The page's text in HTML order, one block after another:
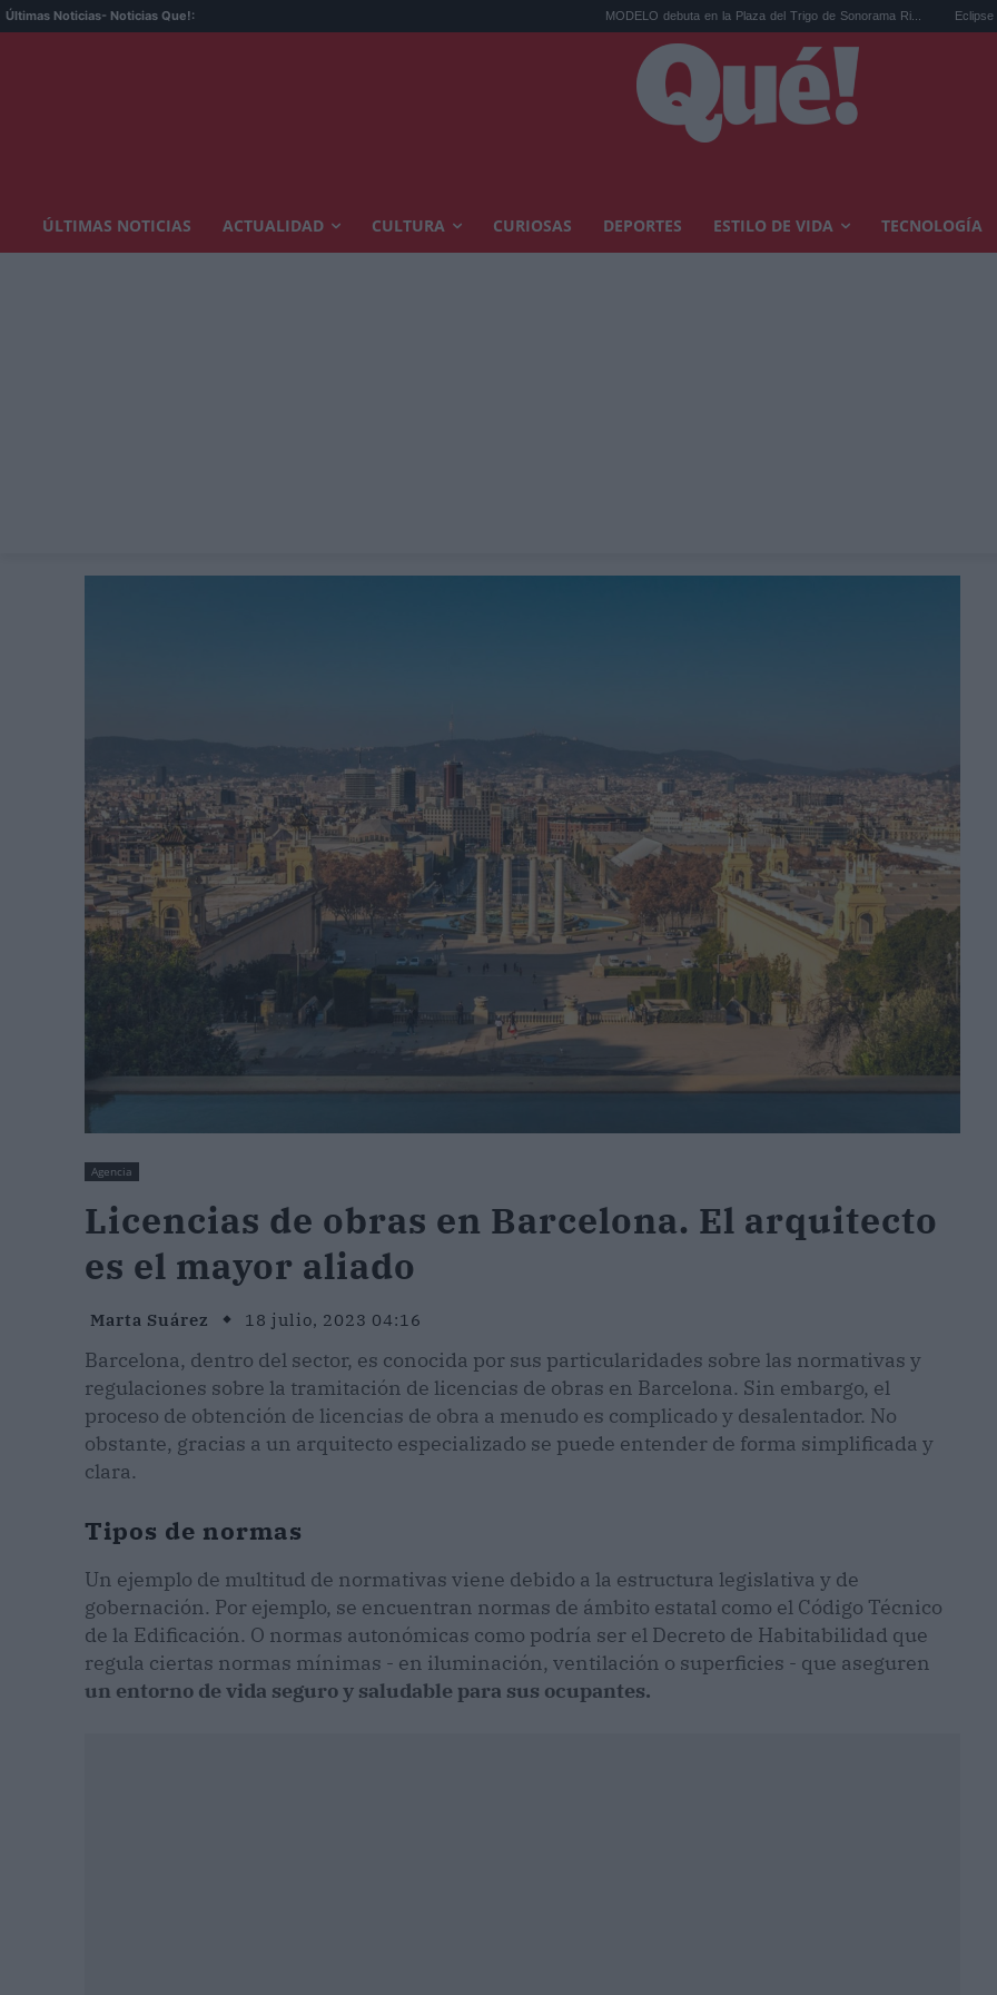
Últimas Noticias- Noticias Que!: MODELO debuta en la Plaza del Trigo de Sonorama Ri... Eclipse solar en
ÚLTIMAS NOTICIAS ACTUALIDAD CULTURA CURIOSAS DEPORTES ESTILO DE VIDA TECNOLOGÍA
Agencia
Licencias de obras en Barcelona. El arquitecto
es el mayor aliado
Marta Suárez 18 julio, 2023 04:16
Barcelona, dentro del sector, es conocida por sus particularidades sobre las normativas y
regulaciones sobre la tramitación de licencias de obras en Barcelona. Sin embargo, el
proceso de obtención de licencias de obra a menudo es complicado y desalentador. No
obstante, gracias a un arquitecto especializado se puede entender de forma simplificada y
clara.
Tipos de normas
Un ejemplo de multitud de normativas viene debido a la estructura legislativa y de
gobernación. Por ejemplo, se encuentran normas de ámbito estatal como el Código Técnico
de la Edificación. O normas autonómicas como podría ser el Decreto de Habitabilidad que
regula ciertas normas mínimas - en iluminación, ventilación o superficies - que aseguren
un entorno de vida seguro y saludable para sus ocupantes.